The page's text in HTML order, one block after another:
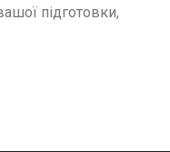
підготовки,